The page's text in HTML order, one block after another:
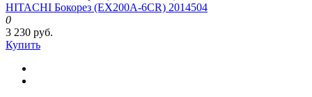
HITACHI Бокорез (EX200A-6CR) 2014504
0
3 230 руб.
Купить